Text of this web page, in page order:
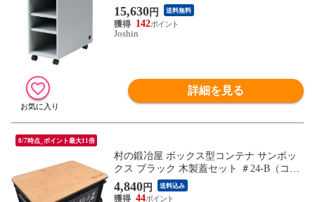
品種別A】
15,630円 送料無料
142
Joshin
詳細を見る
8/7時点_ポイント最大11倍
村の鍛冶屋 ボックス型コンテナ サンボッ
クス ブラック 木製蓋セット ＃24-B（コン
テナボックスと木製蓋のセット）
4,840円 送料込み
44